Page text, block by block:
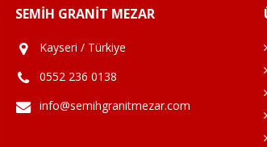
SEMIH GRANIT MEZAR
Kayseri / Türkiye
0552 236 0138
info@semihgranitmezar.com